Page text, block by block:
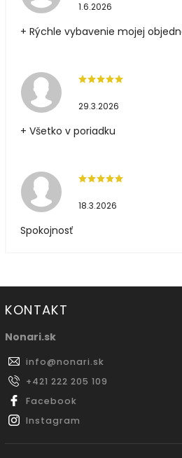
1.6.2026
+ Rýchle vybavenie mojej
29.3.2026
+ Všetko v poriadku
18.3.2026
Spokojnosť
KONTAKT
Nonari.sk
info@nonari.sk
+421 222 205 109
Facebook
Instagram